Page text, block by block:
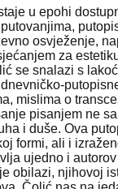
u epohi
osvježenje,
za
se snalazi s
mislima o
pisanjem ne
i duše. Ova
formi, ali i
ujedno i autorov
obilazi, njihovoj